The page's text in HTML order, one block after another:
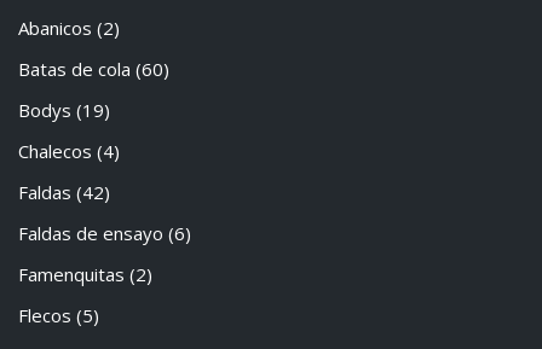
Abanicos (2)
Batas de cola (60)
Bodys (19)
Chalecos (4)
Faldas (42)
Faldas de ensayo (6)
Famenquitas (2)
Flecos (5)